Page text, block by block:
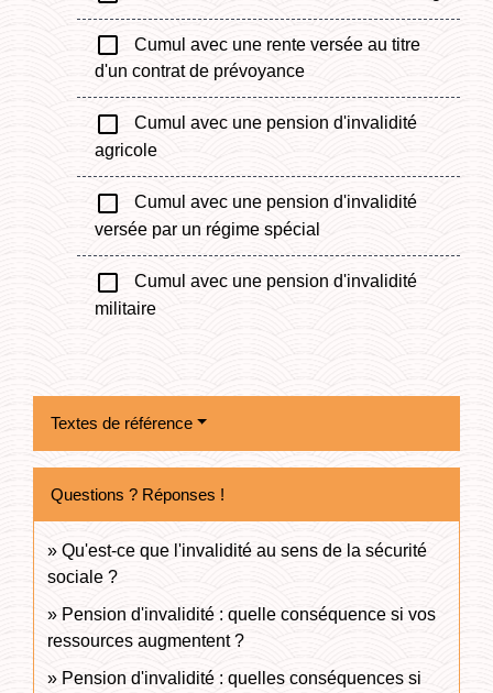
check_box_outline_blank
Cumul avec une rente versée au titre
d'un contrat de prévoyance
check_box_outline_blank
Cumul avec une pension d'invalidité
agricole
check_box_outline_blank
Cumul avec une pension d'invalidité
versée par un régime spécial
check_box_outline_blank
Cumul avec une pension d'invalidité
militaire
Textes de référence
Questions ? Réponses !
Qu'est-ce que l'invalidité au sens de la sécurité
sociale ?
Pension d'invalidité : quelle conséquence si vos
ressources augmentent ?
Pension d'invalidité : quelles conséquences si